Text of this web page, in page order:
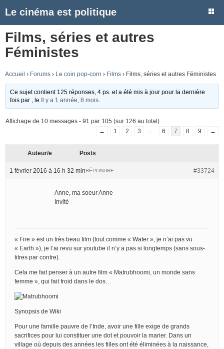
Le cinéma est politique
Films, séries et autres
Féministes
Accueil › Forums › Le coin pop-corn › Films › Films, séries et autres Féministes
Ce sujet contient 125 réponses, 4 ps. et a été mis à jour pour la dernière
fois par
, le Il y a 1 année, 8 mois
Affichage de 10 messages - 91 par 105 (sur 126 au total)
←
1 2 3 6 7 8 9 →
Auteur/e Posts
1 février 2016 à 16 h 32 min #33724
RÉPONDRE
Anne, ma soeur Anne
Invité
« Fire » est un très beau film (tout comme « Water », je n’ai pas vu
« Earth »), je l’ai revu sur youtube il n’y a pas si longtemps (sans sous-
titres par contre).
Cela me fait penser à un autre film « Matrubhoomi, un monde sans
femme », qui fait froid dans le dos…
Synopsis de Wiki
Pour une famille pauvre de l’Inde, avoir une fille exige de grands
sacrifices pour lui constituer une dot et pouvoir la marier. Dans un
village où depuis des années les filles ont été éliminées à la naissance,